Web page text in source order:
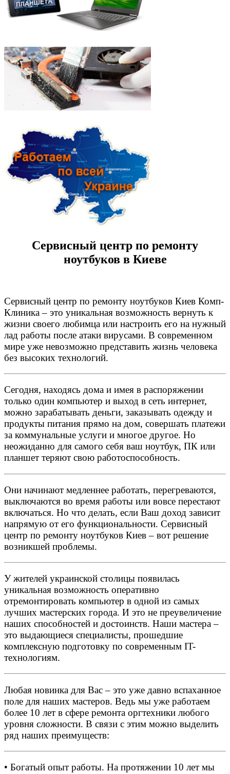
Сервисный центр по ремонту
ноутбуков в Киеве
Сервисный центр по ремонту ноутбуков Киев Комп-
Клиника – это уникальная возможность вернуть к
жизни своего любимца или настроить его на нужный
лад работы после атаки вирусами. В современном
мире уже невозможно представить жизнь человека
без высоких технологий.
Сегодня, находясь дома и имея в распоряжении
только один компьютер и выход в сеть интернет,
можно зарабатывать деньги, заказывать одежду и
продукты питания прямо на дом, совершать платежи
за коммунальные услуги и многое другое. Но
неожиданно для самого себя ваш ноутбук, ПК или
планшет теряют свою работоспособность.
Они начинают медленнее работать, перегреваются,
выключаются во время работы или вовсе перестают
включаться. Но что делать, если Ваш доход зависит
напрямую от его функциональности. Сервисный
центр по ремонту ноутбуков Киев – вот решение
возникшей проблемы.
У жителей украинской столицы появилась
уникальная возможность оперативно
отремонтировать компьютер в одной из самых
лучших мастерских города. И это не преувеличение
наших способностей и достоинств. Наши мастера –
это выдающиеся специалисты, прошедшие
комплексную подготовку по современным IT-
технологиям.
Любая новинка для Вас – это уже давно вспаханное
поле для наших мастеров. Ведь мы уже работаем
более 10 лет в сфере ремонта оргтехники любого
уровня сложности. В связи с этим можно выделить
ряд наших преимуществ:
• Богатый опыт работы. На протяжении 10 лет мы